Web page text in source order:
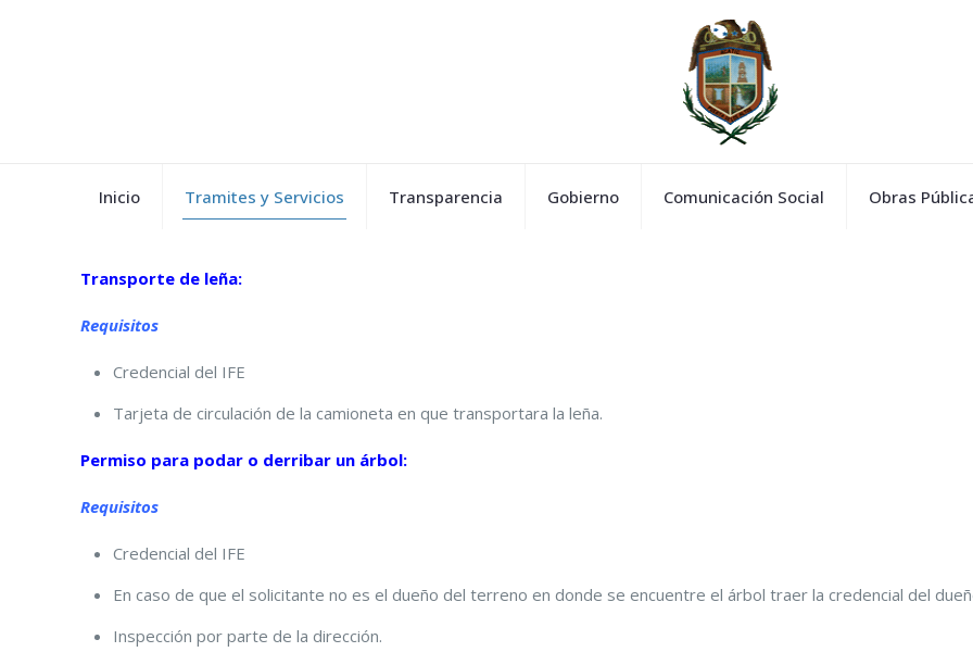
Inicio Tramites y Servicios Transparencia Gobierno Comunicación Social Obras
Transporte de leña:
Requisitos
Credencial del IFE
Tarjeta de circulación de la camioneta en que transportara la leña.
Permiso para podar o derribar un árbol:
Requisitos
Credencial del IFE
En caso de que el solicitante no es el dueño del terreno en donde se encuentre el árbol traer la credencial del
Inspección por parte de la dirección.